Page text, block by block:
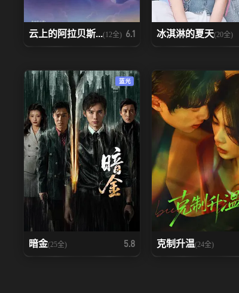
云上的阿拉贝斯...(12全) 6.1 冰淇淋的夏天(20全)
蓝光
暗金(25全) 5.8 克制升温(24全)